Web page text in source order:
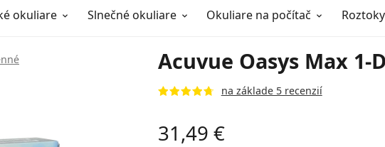
okuliare Slnečné okuliare Okuliare na počítač
Acuvue Oasys Max 1-
na základe 5 recenzií
31,49 €